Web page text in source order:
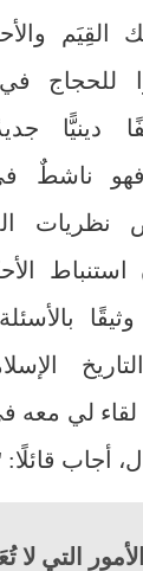
القِيَم
في
دينيًّا
ناشطٌ
نظريات
أجاب قائلًا:
التي